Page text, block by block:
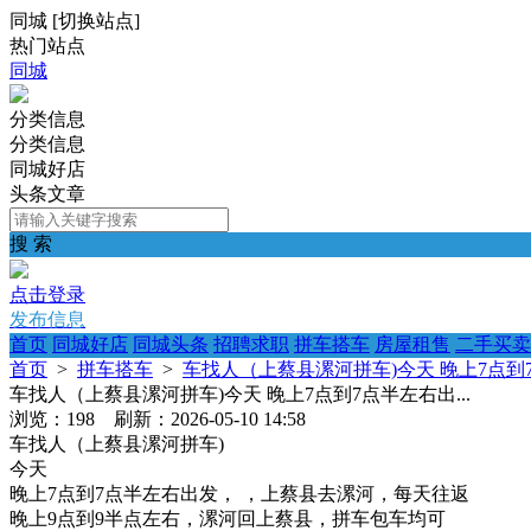
同城 [切换站点]
热门站点
同城
分类信息
分类信息
同城好店
头条文章
搜 索
点击登录
发布信息
首页 同城好店 同城头条 招聘求职 拼车搭车 房屋租售 二手买卖
首页 > 拼车搭车 > 车找人（上蔡县漯河拼车)今天 晚上7点到
车找人（上蔡县漯河拼车)今天 晚上7点到7点半左右出...
浏览：198 刷新：2026-05-10 14:58
车找人（上蔡县漯河拼车)
今天
晚上7点到7点半左右出发， ，上蔡县去漯河，每天往返
晚上9点到9半点左右，漯河回上蔡县，拼车包车均可